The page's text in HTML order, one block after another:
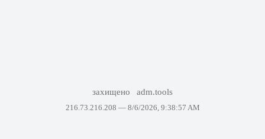
захищено adm.tools
216.73.216.208 — 8/6/2026, 9:38:57 AM